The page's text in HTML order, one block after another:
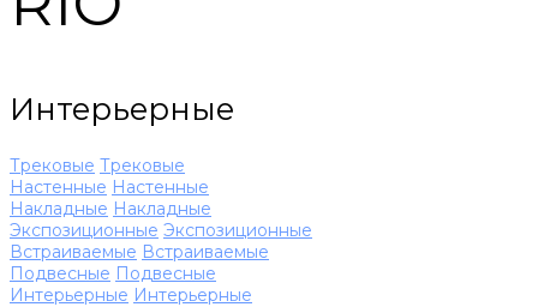
Интерьерные
Трековые Трековые
Настенные Настенные
Накладные Накладные
Экспозиционные Экспозиционные
Встраиваемые Встраиваемые
Подвесные Подвесные
Интерьерные Интерьерные